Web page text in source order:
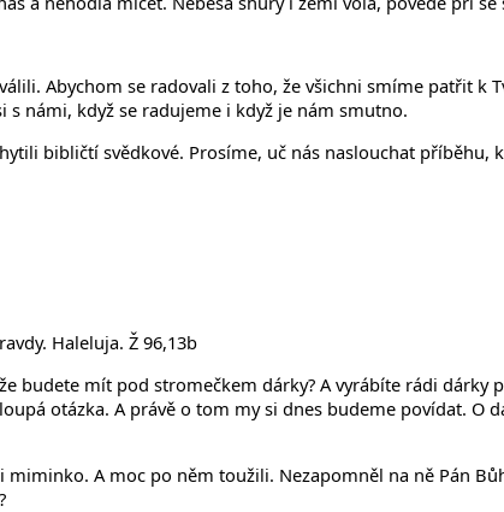
Abychom se radovali z toho, že všichni smíme patřit k
s námi, když se radujeme i když je nám smutno.
bibličtí svědkové. Prosíme, uč nás naslouchat příběhu,
Haleluja. Ž 96,13b
budete mít pod stromečkem dárky? A vyrábíte rádi dárky
otázka. A právě o tom my si dnes budeme povídat. O
A moc po něm toužili. Nezapomněl na ně Pán